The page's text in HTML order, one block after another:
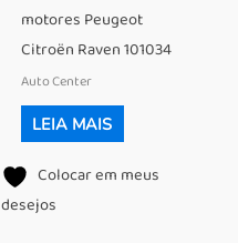
motores Peugeot
Citroën Raven 101034
Auto Center
LEIA MAIS
Colocar em meus
desejos